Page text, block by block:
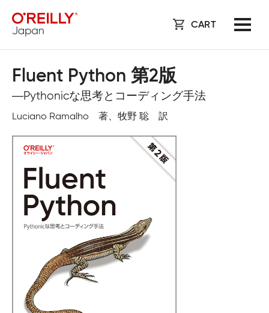
CART
Fluent Python 第2版
―Pythonicな思考とコーディング手法
Luciano Ramalho 著、牧野 聡 訳